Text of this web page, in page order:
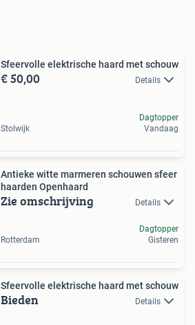
Sfeervolle elektrische haard met schouw
€ 50,00 Details
Stolwijk
Dagtopper
Vandaag
Antieke witte marmeren schouwen sfeer
haarden Openhaard
Zie omschrijving Details
Rotterdam
Dagtopper
Gisteren
Sfeervolle elektrische haard met schouw
Bieden Details